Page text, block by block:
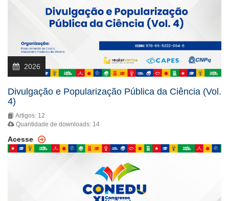
2026
Divulgação e Popularização Pública da Ciência (Vol.
4)
Artigos: 12
Quantidade de downloads: 14
Acesse